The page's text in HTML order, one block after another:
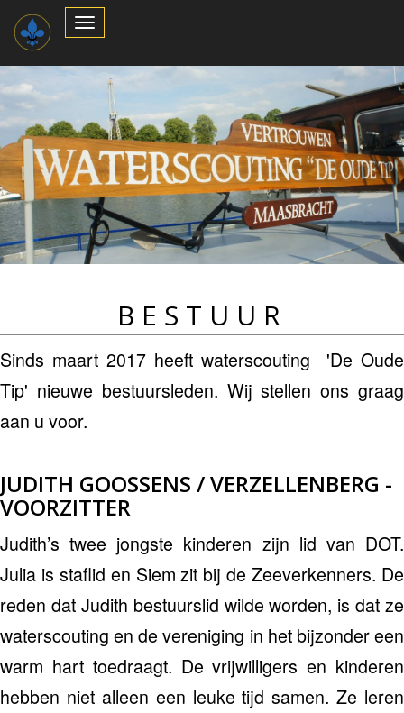
Toggle
Navigation
BESTUUR
Sinds maart 2017 heeft waterscouting 'De Oude
Tip' nieuwe bestuursleden. Wij stellen ons graag
aan u voor.
JUDITH GOOSSENS / VERZELLENBERG -
VOORZITTER
Judith’s twee jongste kinderen zijn lid van DOT.
Julia is staflid en Siem zit bij de Zeeverkenners. De
reden dat Judith bestuurslid wilde worden, is dat ze
waterscouting en de vereniging in het bijzonder een
warm hart toedraagt. De vrijwilligers en kinderen
hebben niet alleen een leuke tijd samen. Ze leren